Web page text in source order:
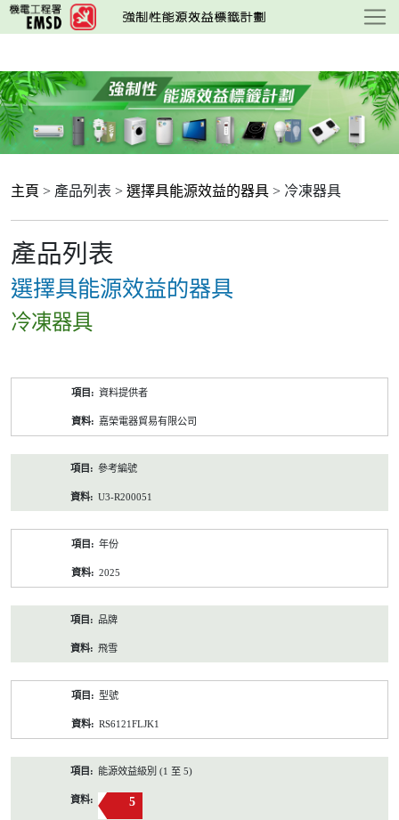
跳
至
要
內
容
主頁 > 產品列表 > 選擇具能源效益的器具 > 冷凍器具
產品列表
選擇具能源效益的器具
冷凍器具
資料提供者
嘉榮電器貿易有限公司
參考編號
U3-R200051
年份
2025
品牌
飛雪
型號
RS6121FLJK1
能源效益級別 (1 至 5)
5